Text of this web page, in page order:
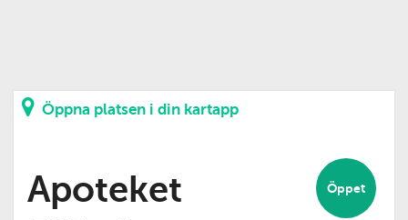
Öppna platsen i din kartapp
Öppet
Apoteket